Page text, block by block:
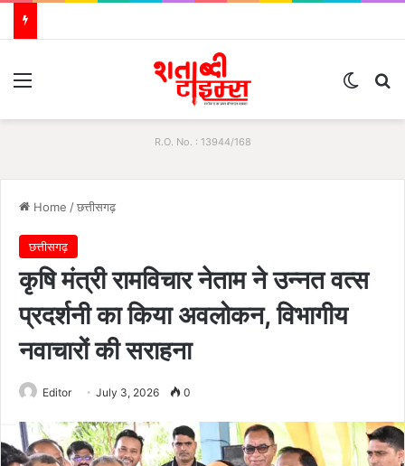
R.O. No. : 13944/168
Home /छत्तीसगढ़
छत्तीसगढ़
कृषि मंत्री रामविचार नेताम ने उन्नत वत्स
प्रदर्शनी का किया अवलोकन, विभागीय
नवाचारों की सराहना
Editor July 3, 2026 0